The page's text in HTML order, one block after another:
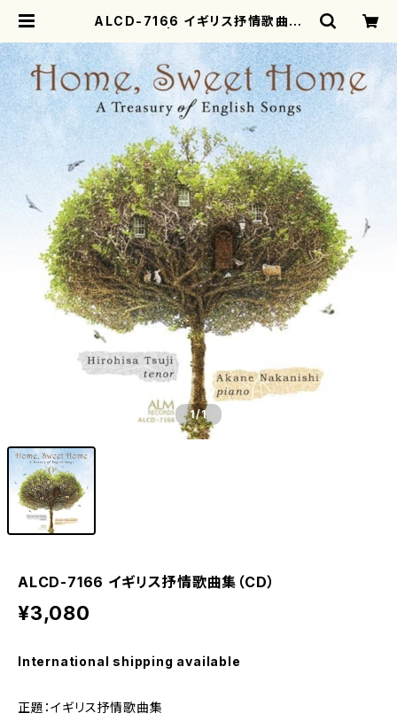
ALCD-7166 イギリス抒情歌曲集
1/1
ALCD-7166 イギリス抒情歌曲集（CD）
¥3,080
International shipping available
正題：イギリス抒情歌曲集